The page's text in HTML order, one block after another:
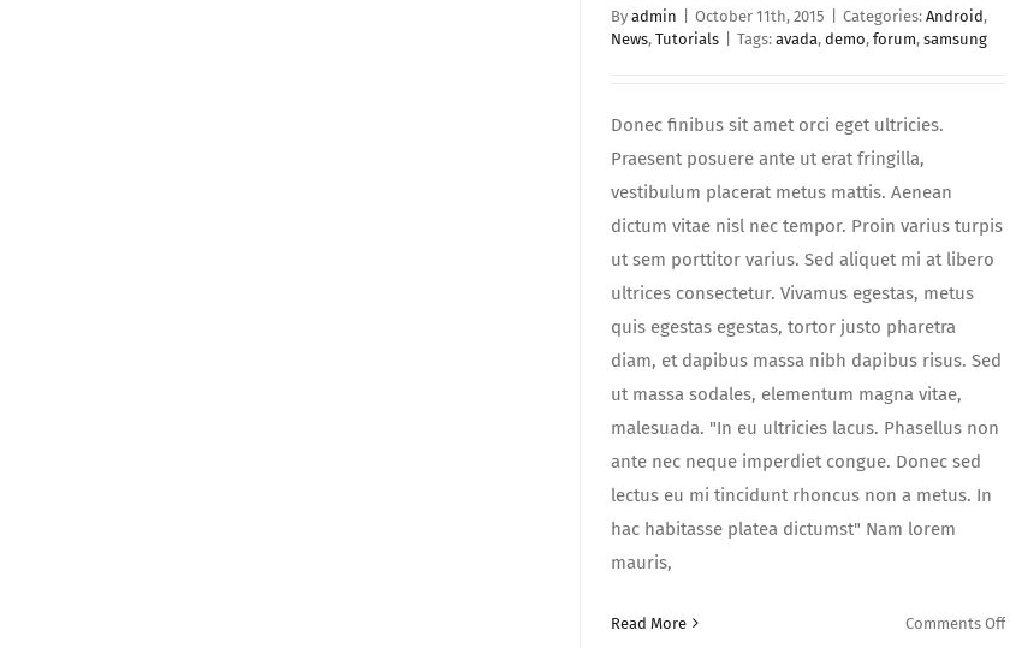
By admin October 11th, 2015 Categories: Android,
News, Tutorials Tags: avada, demo, forum, samsung
Donec finibus sit amet orci eget ultricies.
Praesent posuere ante ut erat fringilla,
vestibulum placerat metus mattis. Aenean
dictum vitae nisl nec tempor. Proin varius turpis
ut sem porttitor varius. Sed aliquet mi at libero
ultrices consectetur. Vivamus egestas, metus
quis egestas egestas, tortor justo pharetra
diam, et dapibus massa nibh dapibus risus. Sed
ut massa sodales, elementum magna vitae,
malesuada. "In eu ultricies lacus. Phasellus non
ante nec neque imperdiet congue. Donec sed
lectus eu mi tincidunt rhoncus non a metus. In
hac habitasse platea dictumst" Nam lorem
mauris,
Read More Comments Offon